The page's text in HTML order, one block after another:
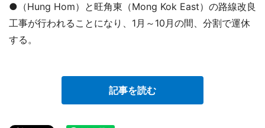
●（Hung Hom）と旺角東（Mong Kok East）の路線改良
工事が行われることになり、1月～10月の間、分割で運休
する。
記事を読む